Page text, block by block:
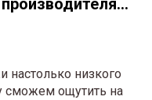
настолько низкого
сможем ощутить на